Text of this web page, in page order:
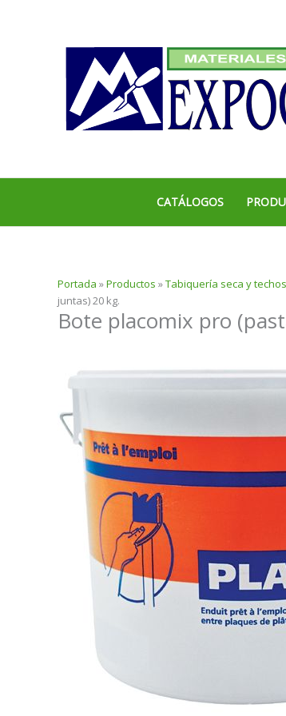
CATÁLOGOS
Portada »Productos »Tabiquería seca y
juntas) 20 kg.
Bote placomix pro